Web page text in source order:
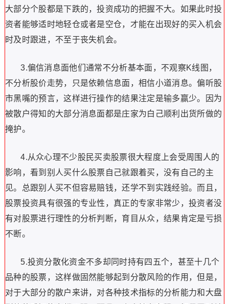
大部分个股都是下跌的，投资成功的把握不大。如果此时投
资者能够适时地轻仓或者是空仓，才能在出现好的买入机会
时及时跟进，不至于丧失机会。
3.偏信消息面他们通常不分析基本面，不观察K线图，
不分析股价走势，只是依赖信息面，相信小道消息。偏听股
市黑嘴的预言，这样进行操作的结果注定是输多赢少。因为
被散户得知的大部分消息面都是庄家为白己顺利出货所做的
掩护。
4.从众心理不少股民买卖股票很大程度上会受周围人的
影响，看到别人买什么股票自己就跟着买，没有自己的主
见。总跟别人买不但容易赔钱，还学不到实践经验。而且，
股票投资具有很强的专业性，真正的专家非常少，投资者没
有对股票进行理性的分析判断，育目从众，结果肯定是亏损
不断。
5.投资分散化资金不多却同时持有四五个，甚至十几个
品种的股票，这样做固然能够起到分散风险的作用，但是，
对于大部分的散户来讲，对各种技术指标的分析能力和大盘